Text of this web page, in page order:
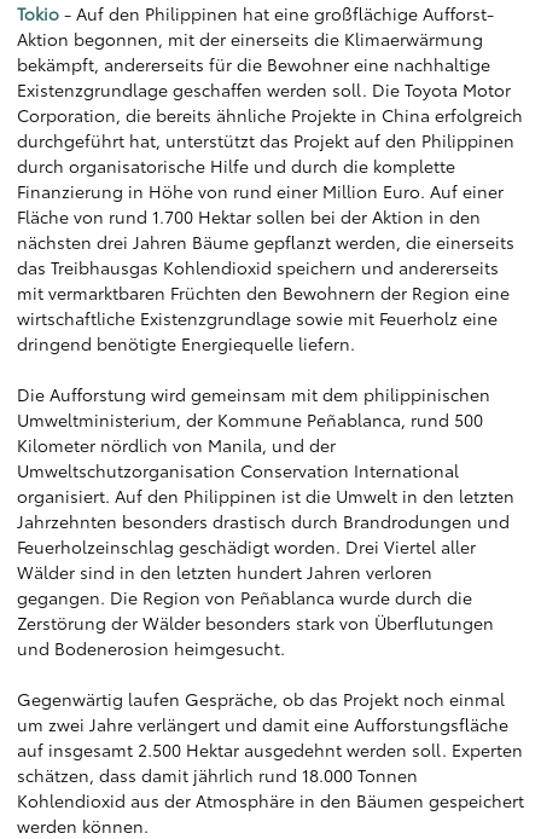
Tokio - Auf den Philippinen hat eine großflächige Aufforst-
Aktion begonnen, mit der einerseits die Klimaerwärmung
bekämpft, andererseits für die Bewohner eine nachhaltige
Existenzgrundlage geschaffen werden soll. Die Toyota Motor
Corporation, die bereits ähnliche Projekte in China erfolgreich
durchgeführt hat, unterstützt das Projekt auf den Philippinen
durch organisatorische Hilfe und durch die komplette
Finanzierung in Höhe von rund einer Million Euro. Auf einer
Fläche von rund 1.700 Hektar sollen bei der Aktion in den
nächsten drei Jahren Bäume gepflanzt werden, die einerseits
das Treibhausgas Kohlendioxid speichern und andererseits
mit vermarktbaren Früchten den Bewohnern der Region eine
wirtschaftliche Existenzgrundlage sowie mit Feuerholz eine
dringend benötigte Energiequelle liefern.
Die Aufforstung wird gemeinsam mit dem philippinischen
Umweltministerium, der Kommune Peñablanca, rund 500
Kilometer nördlich von Manila, und der
Umweltschutzorganisation Conservation International
organisiert. Auf den Philippinen ist die Umwelt in den letzten
Jahrzehnten besonders drastisch durch Brandrodungen und
Feuerholzeinschlag geschädigt worden. Drei Viertel aller
Wälder sind in den letzten hundert Jahren verloren
gegangen. Die Region von Peñablanca wurde durch die
Zerstörung der Wälder besonders stark von Überflutungen
und Bodenerosion heimgesucht.
Gegenwärtig laufen Gespräche, ob das Projekt noch einmal
um zwei Jahre verlängert und damit eine Aufforstungsfläche
auf insgesamt 2.500 Hektar ausgedehnt werden soll. Experten
schätzen, dass damit jährlich rund 18.000 Tonnen
Kohlendioxid aus der Atmosphäre in den Bäumen gespeichert
werden können.